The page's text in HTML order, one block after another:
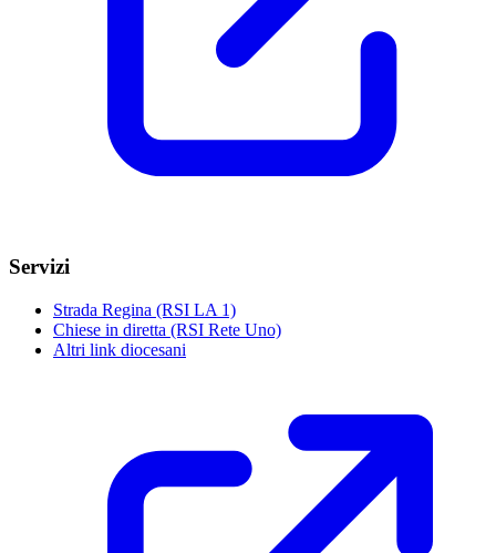
Servizi
Strada Regina (RSI LA 1)
Chiese in diretta (RSI Rete Uno)
Altri link diocesani